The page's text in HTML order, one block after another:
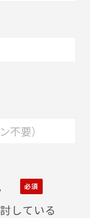
している